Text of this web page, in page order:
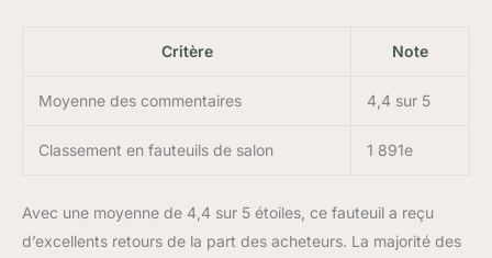
Critère Note
Moyenne des commentaires 4,4 sur 5
Classement en fauteuils de salon 1 891e
Avec une moyenne de 4,4 sur 5 étoiles, ce fauteuil a reçu
d’excellents retours de la part des acheteurs. La majorité des